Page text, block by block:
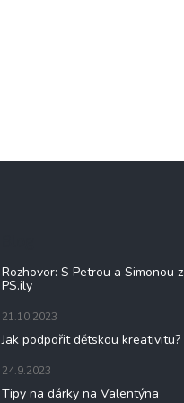
Rozhovor: S Petrou a Simonou z
PS.ily
21.10.2023
Jak podpořit dětskou kreativitu?
24.9.2023
Tipy na dárky na Valentýna